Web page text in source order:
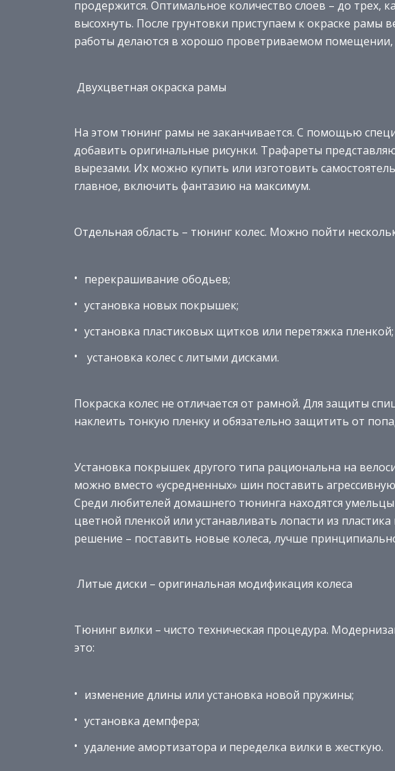
продержится. Оптимальное количество слоев – до трех,
высохнуть. После грунтовки приступаем к окраске рамы
работы делаются в хорошо проветриваемом помещении,
Двухцветная окраска рамы
На этом тюнинг рамы не заканчивается. С помощью
добавить оригинальные рисунки. Трафареты
вырезами. Их можно купить или изготовить
главное, включить фантазию на максимум.
Отдельная область – тюнинг колес. Можно пойти
перекрашивание ободьев;
установка новых покрышек;
установка пластиковых щитков или перетяжка пленкой;
установка колес с литыми дисками.
Покраска колес не отличается от рамной. Для защиты
наклеить тонкую пленку и обязательно защитить от
Установка покрышек другого типа рациональна на
можно вместо «усредненных» шин поставить
Среди любителей домашнего тюнинга находятся
цветной пленкой или устанавливать лопасти из
решение – поставить новые колеса, лучше
Литые диски – оригинальная модификация колеса
Тюнинг вилки – чисто техническая процедура.
это:
изменение длины или установка новой пружины;
установка демпфера;
удаление амортизатора и переделка вилки в жесткую.